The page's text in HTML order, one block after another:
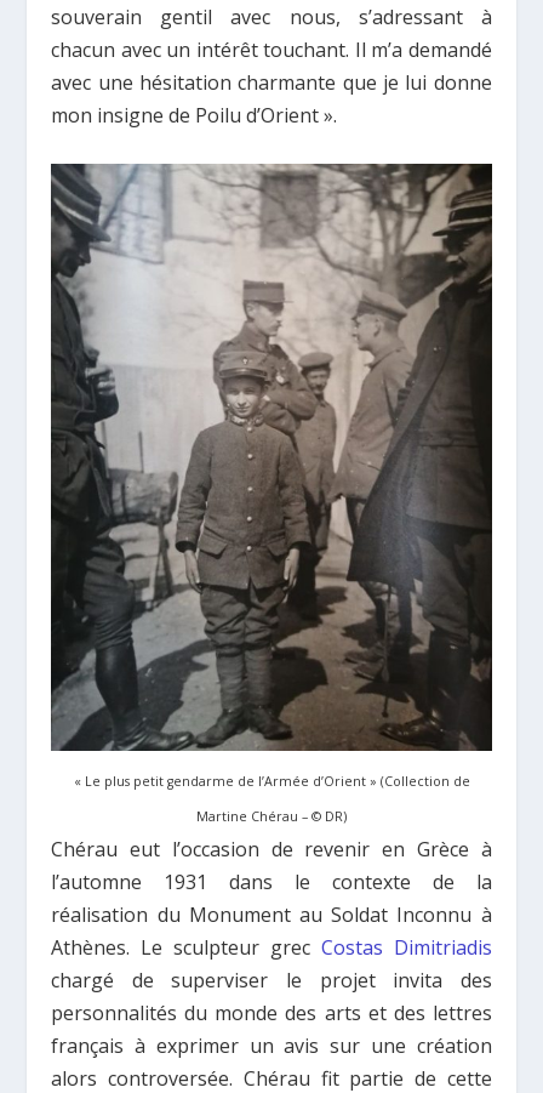
souverain gentil avec nous, s’adressant à
chacun avec un intérêt touchant. Il m’a demandé
avec une hésitation charmante que je lui donne
mon insigne de Poilu d’Orient ».
« Le plus petit gendarme de l’Armée d’Orient » (Collection de
Martine Chérau – © DR)
Chérau eut l’occasion de revenir en Grèce à
l’automne 1931 dans le contexte de la
réalisation du Monument au Soldat Inconnu à
Athènes. Le sculpteur grec Costas Dimitriadis
chargé de superviser le projet invita des
personnalités du monde des arts et des lettres
français à exprimer un avis sur une création
alors controversée. Chérau fit partie de cette